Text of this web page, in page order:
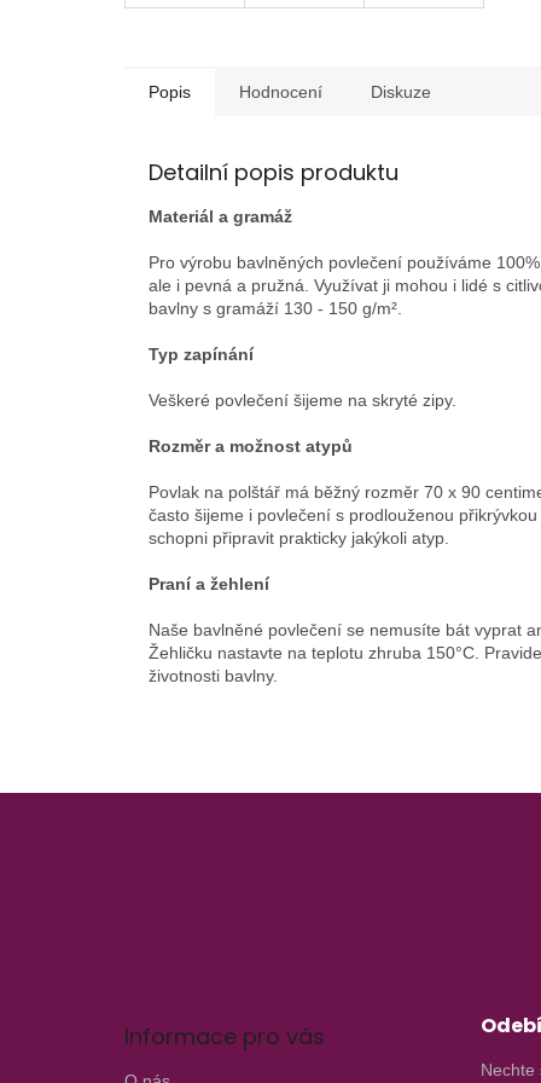
Popis Hodnocení Diskuze
Detailní popis produktu
Materiál a gramáž
Pro výrobu bavlněných povlečení používáme
ale i pevná a pružná. Využívat ji mohou i lidé s
bavlny s gramáží 130 - 150 g/m².
Typ zapínání
Veškeré povlečení šijeme na skryté zipy.
Rozměr a možnost atypů
Povlak na polštář má běžný rozměr 70 x 90
často šijeme i povlečení s prodlouženou
schopni připravit prakticky jakýkoli atyp.
Praní a žehlení
Naše bavlněné povlečení se nemusíte bát vyprat
Žehličku nastavte na teplotu zhruba 150°C.
životnosti bavlny.
Informace pro vás
Nechte